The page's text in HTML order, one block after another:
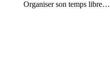
Organiser son temps libre…